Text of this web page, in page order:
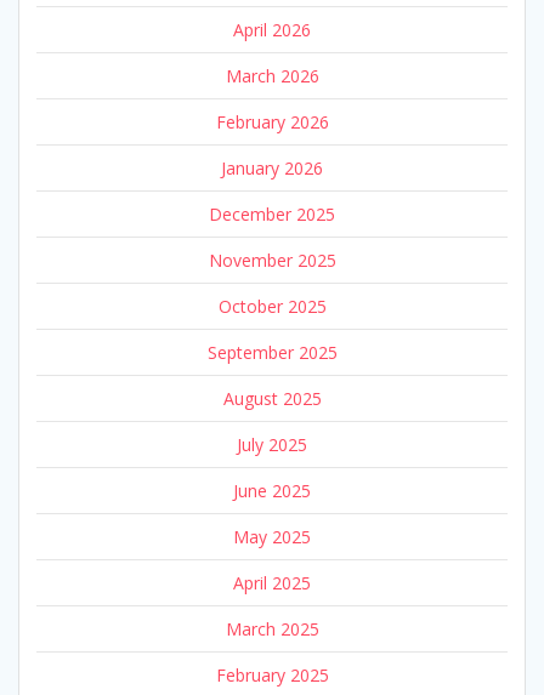
April 2026
March 2026
February 2026
January 2026
December 2025
November 2025
October 2025
September 2025
August 2025
July 2025
June 2025
May 2025
April 2025
March 2025
February 2025